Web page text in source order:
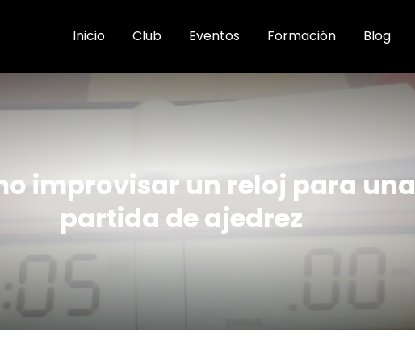
Inicio Club Eventos Formación Blog
improvisar un reloj para una
partida de ajedrez